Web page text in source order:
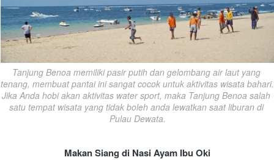
Tanjung Benoa memiliki pasir putih dan gelombang air laut yang
tenang, membuat pantai ini sangat cocok untuk aktivitas wisata bahari.
Jika Anda hobi akan aktivitas water sport, maka Tanjung Benoa salah
satu tempat wisata yang tidak boleh anda lewatkan saat liburan di
Pulau Dewata.
Makan Siang di Nasi Ayam Ibu Oki